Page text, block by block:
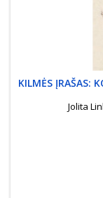
KILMĖS ĮRAŠAS:
Jolita